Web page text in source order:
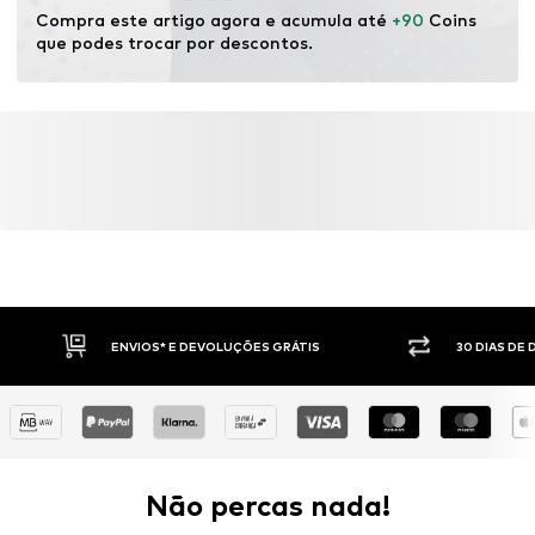
Compra este artigo agora e acumula até +90 Coins
que podes trocar por descontos.
ENVIOS* E DEVOLUÇÕES GRÁTIS 30 DIAS DE
Não percas nada!